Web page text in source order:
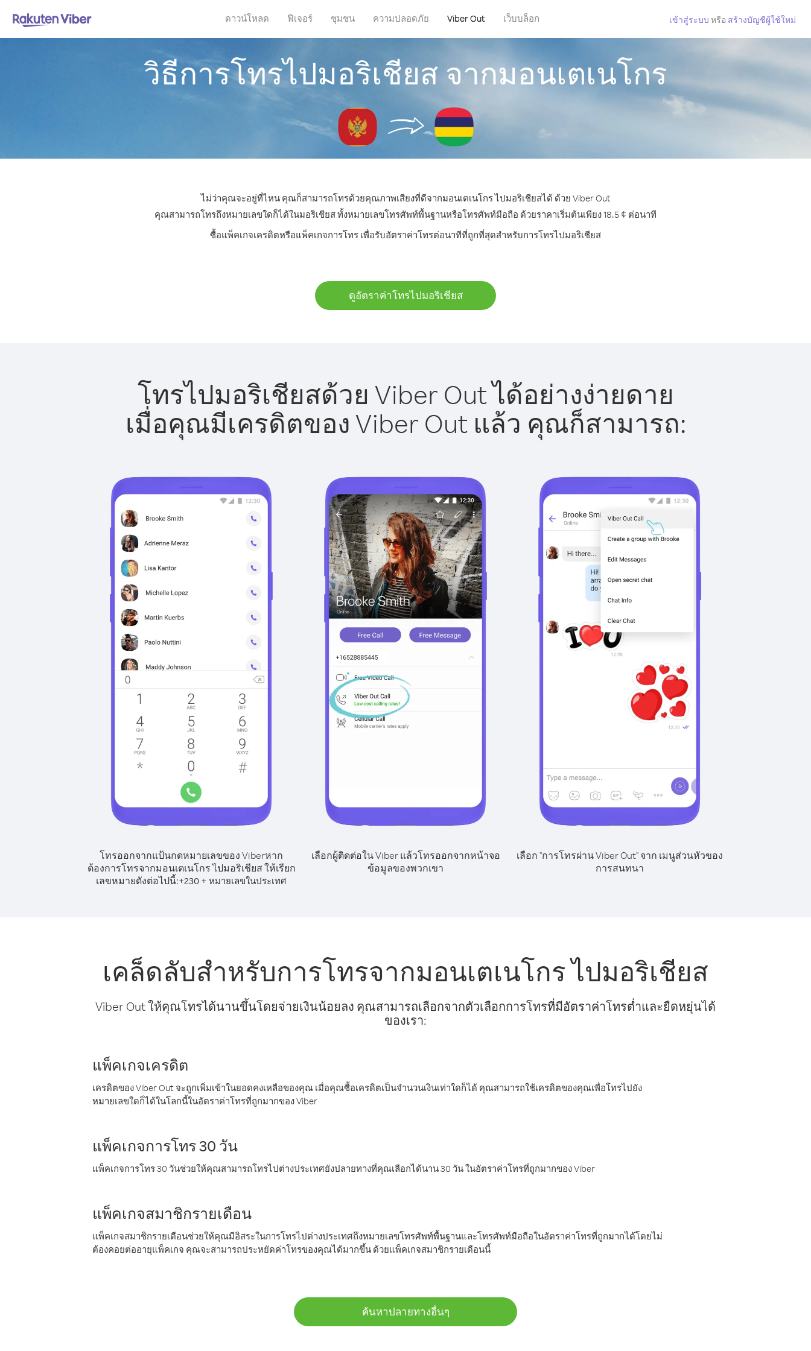
ดาวน์โหลด ฟีเจอร์ ชุมชน ความปลอดภัย Viber Out เว็บบล็อก เข้าสู่ระบบ หรือ สร้างบัญชีผู้ใช้ใหม่
วิธีการโทรไปมอริเชียส จากมอนเตเนโกร
ไม่ว่าคุณจะอยู่ที่ไหน คุณก็สามารถโทรด้วยคุณภาพเสียงที่ดีจากมอนเตเนโกร ไปมอริเชียสได้ ด้วย Viber Out
คุณสามารถโทรถึงหมายเลขใดก็ได้ในมอริเชียส ทั้งหมายเลขโทรศัพท์พื้นฐานหรือโทรศัพท์มือถือ ด้วยราคาเริ่มต้นเพียง 18.5 ¢ ต่อนาที
ซื้อแพ็คเกจเครดิตหรือแพ็คเกจการโทร เพื่อรับอัตราค่าโทรต่อนาทีที่ถูกที่สุดสำหรับการโทรไปมอริเชียส
ดูอัตราค่าโทรไปมอริเชียส
โทรไปมอริเชียสด้วย Viber Out ได้อย่างง่ายดาย
เมื่อคุณมีเครดิตของ Viber Out แล้ว คุณก็สามารถ:
โทรออกจากแป้นกดหมายเลขของ Viberหาก
ต้องการโทรจากมอนเตเนโกร ไปมอริเชียส ให้เรียก
เลขหมายดังต่อไปนี้:+230 + หมายเลขในประเทศ
เลือกผู้ติดต่อใน Viber แล้วโทรออกจากหน้าจอ
ข้อมูลของพวกเขา
เลือก "การโทรผ่าน Viber Out" จาก เมนูส่วนหัวของ
การสนทนา
เคล็ดลับสำหรับการโทรจากมอนเตเนโกร ไปมอริเชียส
Viber Out ให้คุณโทรได้นานขึ้นโดยจ่ายเงินน้อยลง คุณสามารถเลือกจากตัวเลือกการโทรที่มีอัตราค่าโทรต่ำและยืดหยุ่นได้
ของเรา:
แพ็คเกจเครดิต
เครดิตของ Viber Out จะถูกเพิ่มเข้าในยอดคงเหลือของคุณ เมื่อคุณซื้อเครดิตเป็นจำนวนเงินเท่าใดก็ได้ คุณสามารถใช้เครดิตของคุณเพื่อโทรไปยัง
หมายเลขใดก็ได้ในโลกนี้ในอัตราค่าโทรที่ถูกมากของ Viber
แพ็คเกจการโทร 30 วัน
แพ็คเกจการโทร 30 วันช่วยให้คุณสามารถโทรไปต่างประเทศยังปลายทางที่คุณเลือกได้นาน 30 วัน ในอัตราค่าโทรที่ถูกมากของ Viber
แพ็คเกจสมาชิกรายเดือน
แพ็คเกจสมาชิกรายเดือนช่วยให้คุณมีอิสระในการโทรไปต่างประเทศถึงหมายเลขโทรศัพท์พื้นฐานและโทรศัพท์มือถือในอัตราค่าโทรที่ถูกมากได้โดยไม่
ต้องคอยต่ออายุแพ็คเกจ คุณจะสามารถประหยัดค่าโทรของคุณได้มากขึ้น ด้วยแพ็คเกจสมาชิกรายเดือนนี้
ค้นหาปลายทางอื่นๆ